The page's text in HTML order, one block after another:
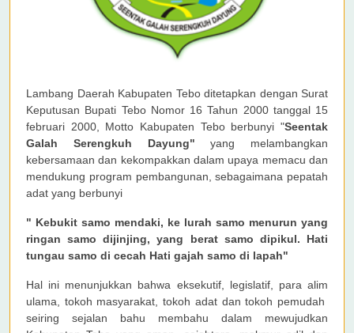
Lambang Daerah Kabupaten Tebo ditetapkan dengan Surat
Keputusan Bupati Tebo Nomor 16 Tahun 2000 tanggal 15
februari 2000, Motto Kabupaten Tebo berbunyi "Seentak
Galah Serengkuh Dayung" yang melambangkan
kebersamaan dan kekompakkan dalam upaya memacu dan
mendukung program pembangunan, sebagaimana pepatah
adat yang berbunyi
" Kebukit samo mendaki, ke lurah samo menurun yang
ringan samo dijinjing, yang berat samo dipikul. Hati
tungau samo di cecah Hati gajah samo di lapah"
Hal ini menunjukkan bahwa eksekutif, legislatif, para alim
ulama, tokoh masyarakat, tokoh adat dan tokoh pemudah
seiring sejalan bahu membahu dalam mewujudkan